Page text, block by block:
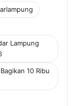
Lampung
10 Ribu